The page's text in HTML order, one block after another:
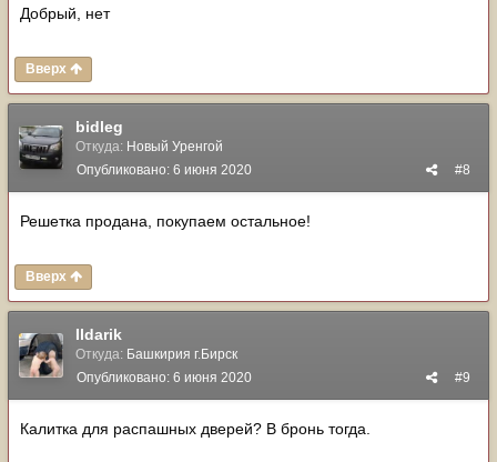
Добрый, нет
Вверх
bidleg
Откуда: Новый Уренгой
#8
Опубликовано: 6 июня 2020
Решетка продана, покупаем остальное!
Вверх
Ildarik
Откуда: Башкирия г.Бирск
#9
Опубликовано: 6 июня 2020
Калитка для распашных дверей? В бронь тогда.